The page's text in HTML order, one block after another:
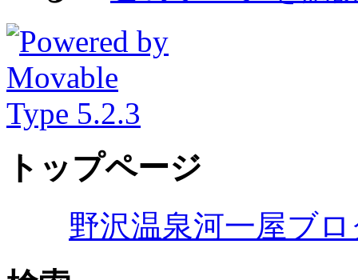
トップページ
野沢温泉河一屋ブ